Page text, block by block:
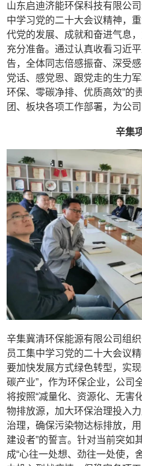
山东启迪济能环保科技有限公
中学习党的二十大会议精神，
代党的发展、成就和奋进气息
充分准备。通过认真收看习近
告，全体同志倍感振奋、深受
党话、感党恩、跟党走的生力
环保、零碳净排、优质高效”的
团、板块各项工作部署，为公
辛集
辛集冀清环保能源有限公司组
员工集中学习党的二十大会议
要加快发展方式绿色转型，实
碳产业”，作为环保企业，公司
将按照“减量化、资源化、无害
物排放源，加大环保治理投入
治理，确保污染物达标排放，
建设者”的誓言。针对当前突如
成“心往一处想、劲往一处使，